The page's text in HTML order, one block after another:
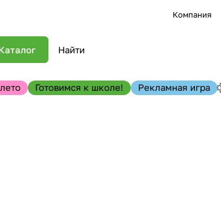
Компания
Готовимся к школе! Рекламная игра